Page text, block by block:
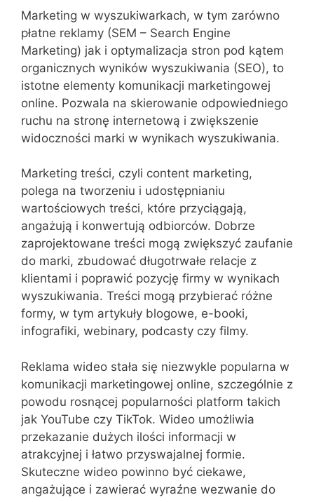
Marketing w wyszukiwarkach, w tym zarówno
płatne reklamy (SEM – Search Engine
Marketing) jak i optymalizacja stron pod kątem
organicznych wyników wyszukiwania (SEO), to
istotne elementy komunikacji marketingowej
online. Pozwala na skierowanie odpowiedniego
ruchu na stronę internetową i zwiększenie
widoczności marki w wynikach wyszukiwania.
Marketing treści, czyli content marketing,
polega na tworzeniu i udostępnianiu
wartościowych treści, które przyciągają,
angażują i konwertują odbiorców. Dobrze
zaprojektowane treści mogą zwiększyć zaufanie
do marki, zbudować długotrwałe relacje z
klientami i poprawić pozycję firmy w wynikach
wyszukiwania. Treści mogą przybierać różne
formy, w tym artykuły blogowe, e-booki,
infografiki, webinary, podcasty czy filmy.
Reklama wideo stała się niezwykle popularna w
komunikacji marketingowej online, szczególnie z
powodu rosnącej popularności platform takich
jak YouTube czy TikTok. Wideo umożliwia
przekazanie dużych ilości informacji w
atrakcyjnej i łatwo przyswajalnej formie.
Skuteczne wideo powinno być ciekawe,
angażujące i zawierać wyraźne wezwanie do